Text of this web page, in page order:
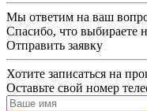
Мы ответим на ваш
Спасибо, что выбираете
Отправить заявку
Хотите записаться на
Оставьте свой номер